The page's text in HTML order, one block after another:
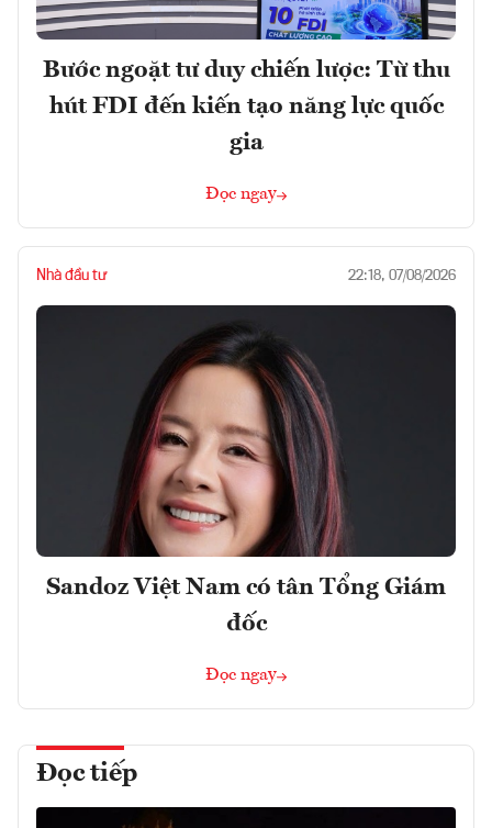
Bước ngoặt tư duy chiến lược: Từ thu
hút FDI đến kiến tạo năng lực quốc
gia
Đọc ngay
Nhà đầu tư 22:18, 07/08/2026
Sandoz Việt Nam có tân Tổng Giám
đốc
Đọc ngay
Đọc tiếp